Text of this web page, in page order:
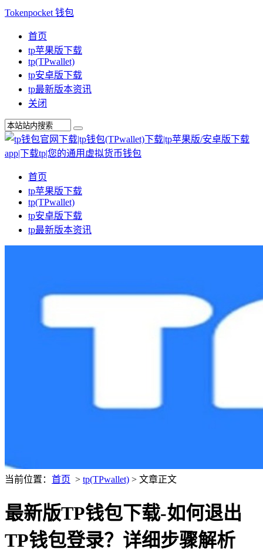
Tokenpocket 钱包
首页
tp苹果版下载
tp(TPwallet)
tp安卓版下载
tp最新版本资讯
关闭
首页
tp苹果版下载
tp(TPwallet)
tp安卓版下载
tp最新版本资讯
当前位置： 首页 > tp(TPwallet) > 文章正文
最新版TP钱包下载-如何退出
TP钱包登录？详细步骤解析